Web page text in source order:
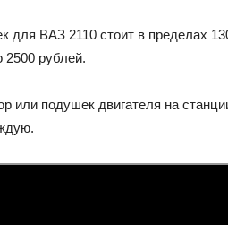
для ВАЗ 2110 стоит в пределах
2500 рублей.
или подушек двигателя на